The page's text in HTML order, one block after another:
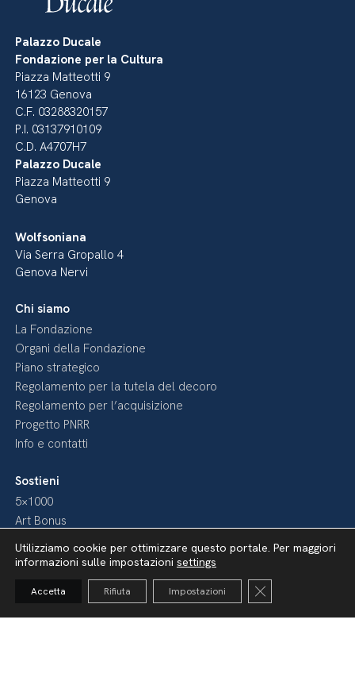
Palazzo Ducale
Fondazione per la Cultura
Piazza Matteotti 9
16123 Genova
C.F. 03288320157
P.I. 03137910109
C.D. A4707H7
Palazzo Ducale
Piazza Matteotti 9
Genova
Wolfsoniana
Via Serra Gropallo 4
Genova Nervi
Chi siamo
La Fondazione
Organi della Fondazione
Piano strategico
Regolamento per la tutela del decoro
Regolamento per l’acquisizione
Progetto PNRR
Info e contatti
Sostieni
5×1000
Art Bonus
Art Bonus – Mecenati
Fai come loro
Diventa nostro Sponsor
Media
Utilizziamo cookie per ottimizzare questo portale. Per maggiori
informazioni sulle impostazioni settings
Accetta Rifiuta Impostazioni Close GDPR